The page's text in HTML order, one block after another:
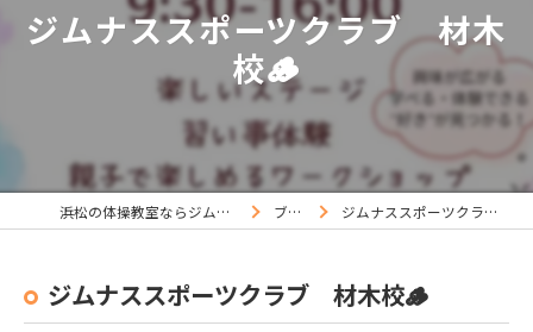
ジムナススポーツクラブ 材木
校🪵
浜松の体操教室ならジムナススポーツ ブログ ジムナススポーツクラブ 材木校🪵
ジムナススポーツクラブ 材木校🪵